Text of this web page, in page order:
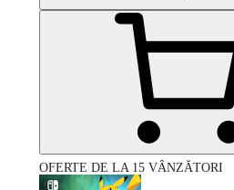
OFERTE DE LA 15 VÂNZĂTORI